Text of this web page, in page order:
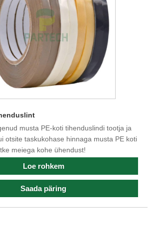
musta PE-koti tihenduslindi tootja ja
otsite taskukohase hinnaga musta PE koti
meiega kohe ühendust!
Loe rohkem
Saada päring